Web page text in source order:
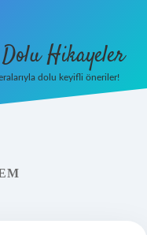
Hikayeler
dolu keyifli öneriler!